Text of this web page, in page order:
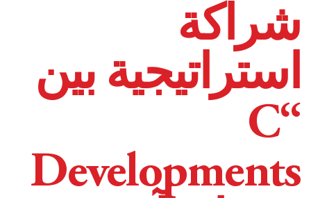
شراكة
استراتيجية بين
“C
Developments